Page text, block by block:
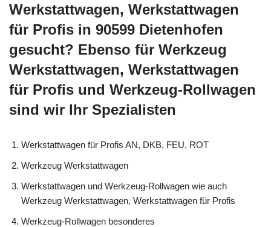
Werkstattwagen, Werkstattwagen
für Profis in 90599 Dietenhofen
gesucht? Ebenso für Werkzeug
Werkstattwagen, Werkstattwagen
für Profis und Werkzeug-Rollwagen
sind wir Ihr Spezialisten
Werkstattwagen für Profis AN, DKB, FEU, ROT
Werkzeug Werkstattwagen
Werkstattwagen und Werkzeug-Rollwagen wie auch
Werkzeug Werkstattwagen, Werkstattwagen für Profis
Werkzeug-Rollwagen besonderes